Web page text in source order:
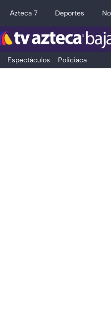
Azteca 7 Deportes
Espectáculos Policiaca